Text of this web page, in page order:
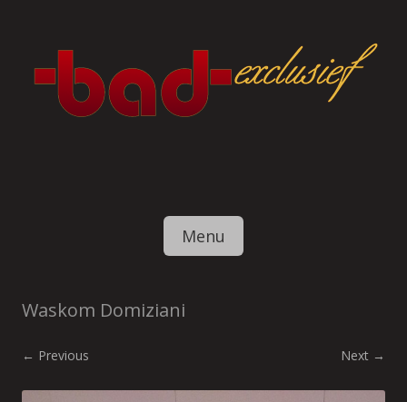
Menu
Waskom Domiziani
← Previous Next →